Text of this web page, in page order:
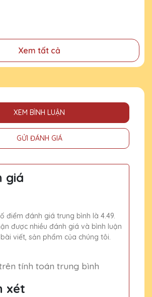
góp cho doanh nghiệp, cho cộng
Xem tất cả
XEM BÌNH LUẬN
GỬI ĐÁNH GIÁ
giá
điểm đánh giá trung bình là 4.49.
được nhiều đánh giá và bình luận
viết, sản phẩm của chúng tôi.
tính toán trung bình
xét